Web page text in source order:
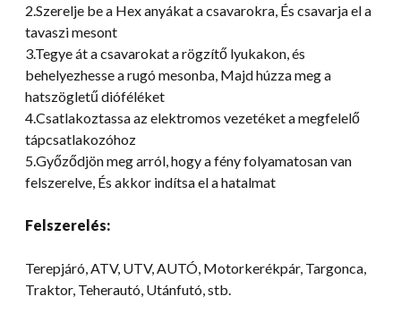
2.Szerelje be a Hex anyákat a csavarokra, És csavarja el a
tavaszi mesont
3.Tegye át a csavarokat a rögzítő lyukakon, és
behelyezhesse a rugó mesonba, Majd húzza meg a
hatszögletű dióféléket
4.Csatlakoztassa az elektromos vezetéket a megfelelő
tápcsatlakozóhoz
5.Győződjön meg arról, hogy a fény folyamatosan van
felszerelve, És akkor indítsa el a hatalmat
Felszerelés:
Terepjáró, ATV, UTV, AUTÓ, Motorkerékpár, Targonca,
Traktor, Teherautó, Utánfutó, stb.